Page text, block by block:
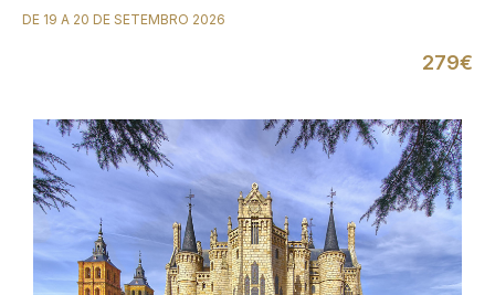
DE 19 A 20 DE SETEMBRO 2026
279€